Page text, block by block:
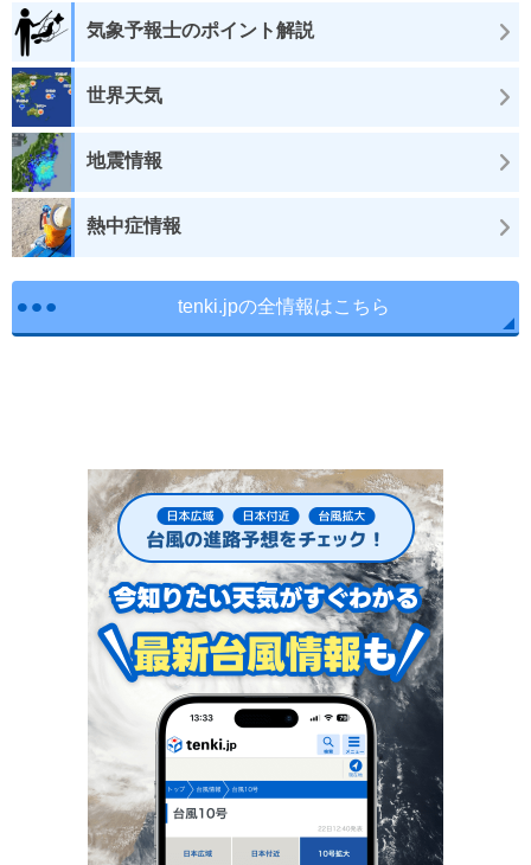
気象予報士のポイント解説
世界天気
地震情報
熱中症情報
tenki.jpの全情報はこちら